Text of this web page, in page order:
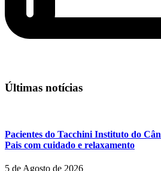
Últimas notícias
Pacientes do Tacchini Instituto do
Pais com cuidado e relaxamento
5 de Agosto de 2026